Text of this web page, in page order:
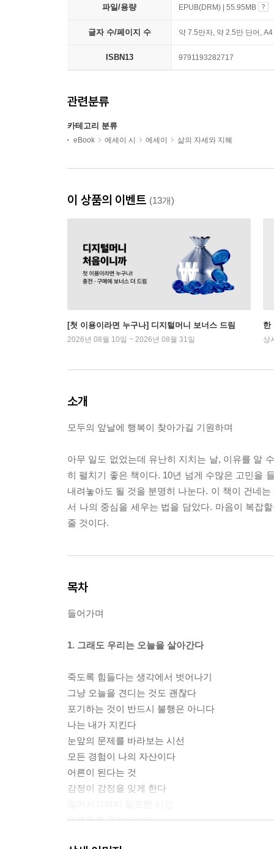
파일/용량 EPUB(DRM) | 55.95MB
글자 수/페이지 수 약 7.5만자, 약 2.5만 단어,
ISBN13 9791193282717
관련분류
카테고리 분류
eBook 에세이 시 에세이 삶의 자세와 지혜
이 상품의 이벤트 (13개)
[첫 이용이라면 누구나] 디지털머니 보너스 드림
2026년 08월 10일 ~ 2026년 08월 31일
한
상
소개
모두의 앞날에 행복이 찾아가길 기원하며
아무 일도 없었는데 유난히 지치는 날, 이유를 알
히 펼치기 좋은 책이다. 10년 넘게 수많은 고민을
내려놓아도 될 것을 분명히 나눈다. 이 책이 건네
서 나의 중심을 세우는 법을 담았다. 마음이 복잡
줄 것이다.
목차
들어가며
1. 그래도 우리는 오늘을 살아간다
죽도록 힘들다는 생각에서 벗어나기
그냥 오늘을 견디는 것도 괜찮다
포기하는 것이 반드시 불행은 아니다
나는 내가 지킨다
눈앞의 문제를 바라보는 시선
모든 경험이 나의 자산이다
어른이 된다는 것
감정이 감정을 잊게 한다
외로움을 들여다보라